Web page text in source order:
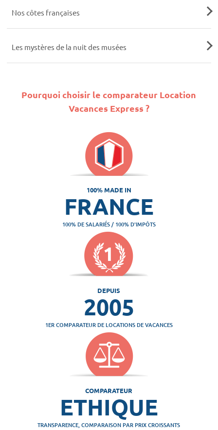
Nos côtes françaises
Les mystères de la nuit des musées
Pourquoi choisir le comparateur Location
Vacances Express ?
100% MADE IN
FRANCE
100% DE SALARIÉS / 100% D'IMPÔTS
DEPUIS
2005
1ER COMPARATEUR DE LOCATIONS DE VACANCES
COMPARATEUR
ETHIQUE
TRANSPARENCE, COMPARAISON PAR PRIX CROISSANTS